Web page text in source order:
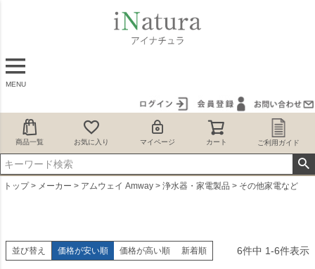
MENU
商品一覧 お気に入り マイページ カート ご利用ガイド
トップ メーカー アムウェイ Amway 浄水器・家電製品 その他家電など
並び替え 価格が安い順 価格が高い順 新着順 6件中 1-6件表示